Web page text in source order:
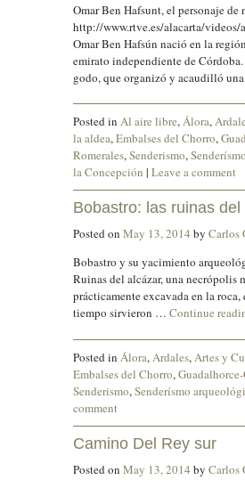
Omar Ben Hafsunt, el personaje de
http://www.rtve.es/alacarta/
Omar Ben Hafsún nació en la
emirato independiente de
godo, que organizó y acaudilló
Posted in Al aire libre,Álora,
la aldea,Embalses del Chorro,
Romerales,Senderismo,
la Concepción | Leave a comment
Bobastro: las ruinas
Posted on May 13, 2014 by Carlos
Bobastro y su yacimiento
Ruinas del alcázar, una necrópolis
prácticamente excavada en la
tiempo sirvieron … Continue
Posted in Álora, Ardales, Artes y
Embalses del Chorro,
Senderismo, Senderísmo
comment
Camino Del Rey sur
Posted on May 13, 2014 by Carlos